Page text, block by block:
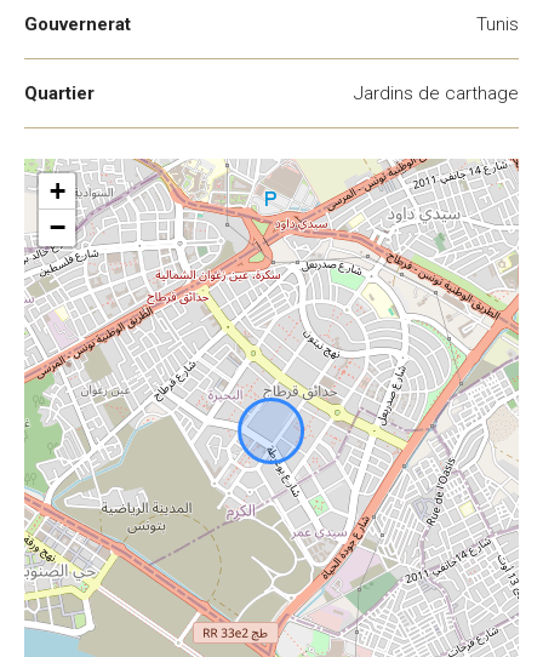
Gouvernerat Tunis
Quartier Jardins de carthage
+
−